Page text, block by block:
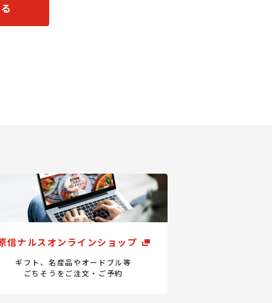
信ナルスオンラインショップ
ギフト、名産品やオードブル等
ごちそうをご注文・ご予約